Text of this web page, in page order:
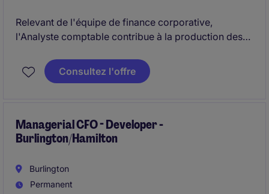
Relevant de l'équipe de finance corporative,
l'Analyste comptable contribue à la production des
financières. Il joue un rôle clé dans les opérations de
clôture mensuelle et le maintien des contrôles
Consultez l'offre
Managerial CFO - Developer -
Burlington/Hamilton
Burlington
Permanent